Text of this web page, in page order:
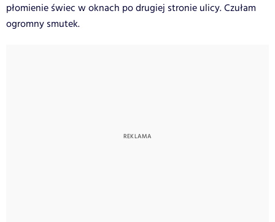
płomienie świec w oknach po drugiej stronie ulicy. Czułam
ogromny smutek.